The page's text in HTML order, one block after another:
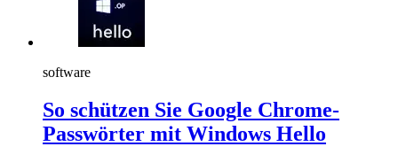
software
So schützen Sie Google Chrome-
Passwörter mit Windows Hello